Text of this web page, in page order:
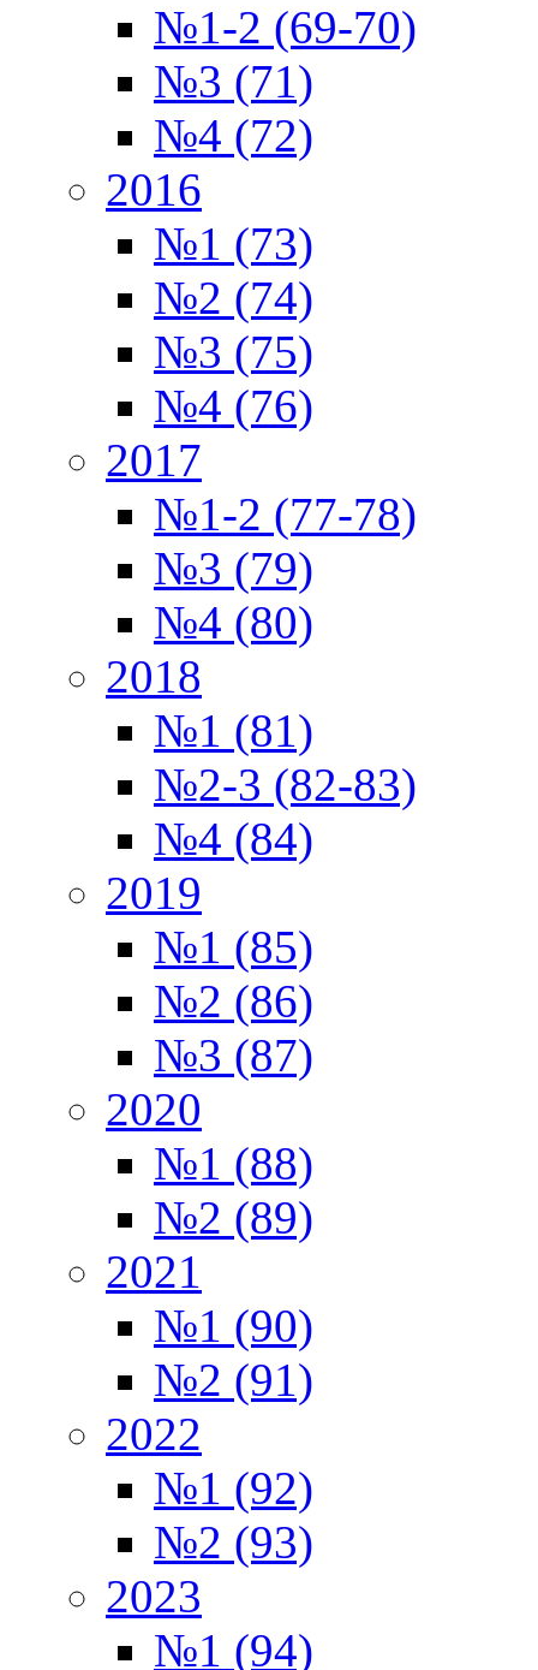
№1-2 (69-70)
№3 (71)
№4 (72)
2016
№1 (73)
№2 (74)
№3 (75)
№4 (76)
2017
№1-2 (77-78)
№3 (79)
№4 (80)
2018
№1 (81)
№2-3 (82-83)
№4 (84)
2019
№1 (85)
№2 (86)
№3 (87)
2020
№1 (88)
№2 (89)
2021
№1 (90)
№2 (91)
2022
№1 (92)
№2 (93)
2023
№1 (94)